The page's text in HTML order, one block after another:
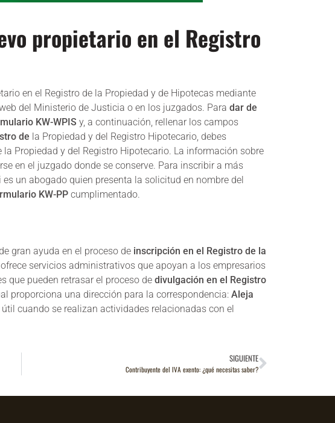
propietario en el Registro
en el Registro de la Propiedad y de Hipotecas mediante
del Ministerio de Justicia o en los juzgados. Para dar de
KW-WPIS y, a continuación, rellenar los campos
de la Propiedad y del Registro Hipotecario, debes
Propiedad y del Registro Hipotecario. La información sobre
en el juzgado donde se conserve. Para inscribir a más
es un abogado quien presenta la solicitud en nombre del
KW-PP cumplimentado.
gran ayuda en el proceso de inscripción en el Registro de la
ofrece servicios administrativos que apoyan a los empresarios
que pueden retrasar el proceso de divulgación en el Registro
proporciona una dirección para la correspondencia: Aleja
útil cuando se realizan actividades relacionadas con el
SIGUIENTE
Contribuyente del IVA exento: ¿qué necesitas saber?